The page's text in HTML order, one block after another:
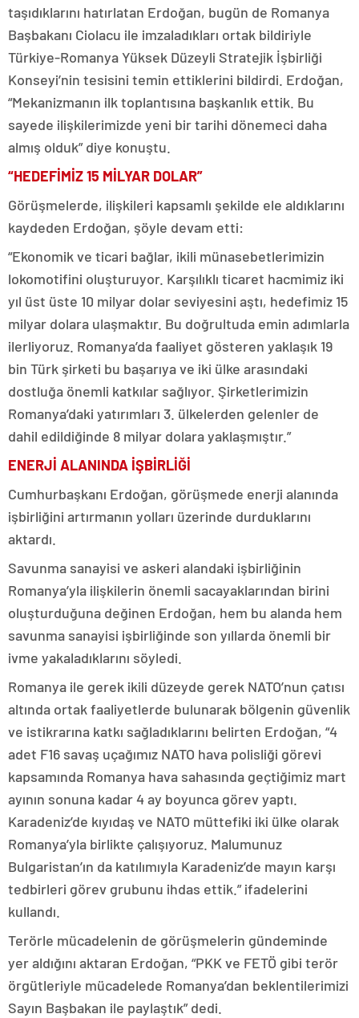
taşıdıklarını hatırlatan Erdoğan, bugün de Romanya
Başbakanı Ciolacu ile imzaladıkları ortak bildiriyle
Türkiye-Romanya Yüksek Düzeyli Stratejik İşbirliği
Konseyi’nin tesisini temin ettiklerini bildirdi. Erdoğan,
“Mekanizmanın ilk toplantısına başkanlık ettik. Bu
sayede ilişkilerimizde yeni bir tarihi dönemeci daha
almış olduk” diye konuştu.
“HEDEFİMİZ 15 MİLYAR DOLAR”
Görüşmelerde, ilişkileri kapsamlı şekilde ele aldıklarını
kaydeden Erdoğan, şöyle devam etti:
“Ekonomik ve ticari bağlar, ikili münasebetlerimizin
lokomotifini oluşturuyor. Karşılıklı ticaret hacmimiz iki
yıl üst üste 10 milyar dolar seviyesini aştı, hedefimiz 15
milyar dolara ulaşmaktır. Bu doğrultuda emin adımlarla
ilerliyoruz. Romanya’da faaliyet gösteren yaklaşık 19
bin Türk şirketi bu başarıya ve iki ülke arasındaki
dostluğa önemli katkılar sağlıyor. Şirketlerimizin
Romanya’daki yatırımları 3. ülkelerden gelenler de
dahil edildiğinde 8 milyar dolara yaklaşmıştır.”
ENERJİ ALANINDA İŞBİRLİĞİ
Cumhurbaşkanı Erdoğan, görüşmede enerji alanında
işbirliğini artırmanın yolları üzerinde durduklarını
aktardı.
Savunma sanayisi ve askeri alandaki işbirliğinin
Romanya’yla ilişkilerin önemli sacayaklarından birini
oluşturduğuna değinen Erdoğan, hem bu alanda hem
savunma sanayisi işbirliğinde son yıllarda önemli bir
ivme yakaladıklarını söyledi.
Romanya ile gerek ikili düzeyde gerek NATO’nun çatısı
altında ortak faaliyetlerde bulunarak bölgenin güvenlik
ve istikrarına katkı sağladıklarını belirten Erdoğan, “4
adet F16 savaş uçağımız NATO hava polisliği görevi
kapsamında Romanya hava sahasında geçtiğimiz mart
ayının sonuna kadar 4 ay boyunca görev yaptı.
Karadeniz’de kıyıdaş ve NATO müttefiki iki ülke olarak
Romanya’yla birlikte çalışıyoruz. Malumunuz
Bulgaristan’ın da katılımıyla Karadeniz’de mayın karşı
tedbirleri görev grubunu ihdas ettik.” ifadelerini
kullandı.
Terörle mücadelenin de görüşmelerin gündeminde
yer aldığını aktaran Erdoğan, “PKK ve FETÖ gibi terör
örgütleriyle mücadelede Romanya’dan beklentilerimizi
Sayın Başbakan ile paylaştık” dedi.